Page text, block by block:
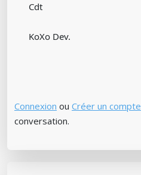
Cdt
KoXo Dev.
Connexion ou Créer un compte
conversation.